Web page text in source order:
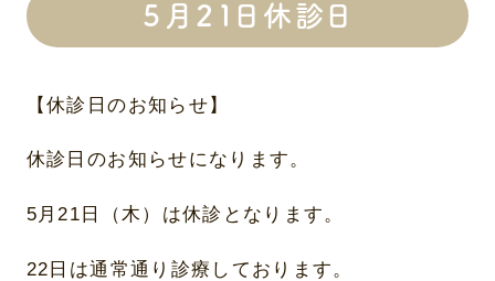
５月２１日休診日
【休診日のお知らせ】
休診日のお知らせになります。
5月21日（木）は休診となります。
22日は通常通り診療しております。